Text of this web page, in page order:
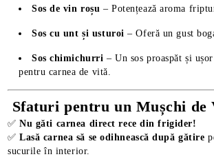
Sos de vin roșu – Potențează aroma
Sos cu unt și usturoi – Oferă un gust
Sos chimichurri – Un sos proaspăt și
pentru carnea de vită.
Sfaturi pentru un Mușchi de
✅Nu găti carnea direct rece din frigider!
✅Lasă carnea să se odihnească după gătire
sucurile în interior.